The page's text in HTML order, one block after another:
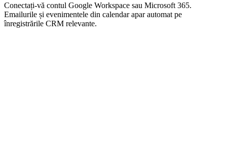
Conectați-vă contul Google Workspace sau Microsoft 365.
Emailurile și evenimentele din calendar apar automat pe
înregistrările CRM relevante.